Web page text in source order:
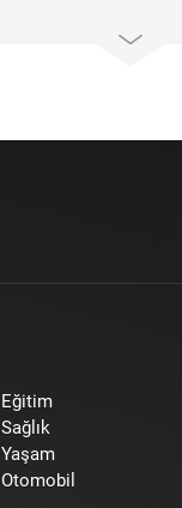
Eğitim
Sağlık
Yaşam
Otomobil